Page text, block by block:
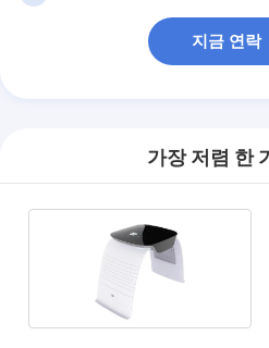
지금 연락
가장 저렴 한